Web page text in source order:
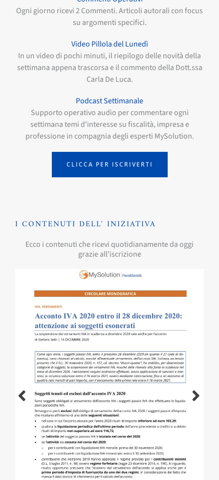
I CONTENUTI DELL' INIZIATIVA
Ecco i contenuti che ricevi quotidianamente da oggi
grazie all'iscrizione
Ogni giorno ricevi 2 Commenti. Articoli autorali con focus
su argomenti specifici.
Video Pillola del Lunedì
In un video di pochi minuti, il riepilogo delle novità della
settimana appena trascorsa e il commento della Dott.ssa
Carla De Luca.
Podcast Settimanale
Supporto operativo audio per commentare ogni
settimana temi d'interesse su fiscalità, impresa e
professione in compagnia degli esperti MySolution.
CLICCA PER ISCRIVERTI